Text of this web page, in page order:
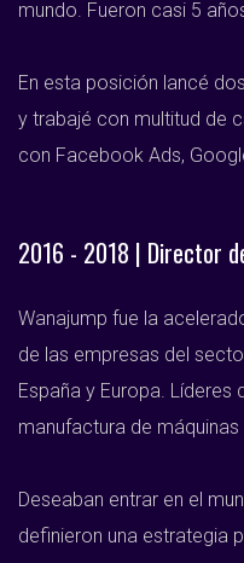
mundo. Fueron casi 5
En esta posición lancé
y trabajé con multitud de
con Facebook Ads,
2016 - 2018 | Director
Wanajump fue la
de las empresas del
España y Europa. Líderes
manufactura de
Deseaban entrar en el
definieron una estrategia